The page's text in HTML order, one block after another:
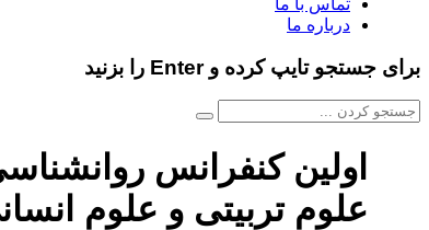
تماس با ما
درباره ما
برای جستجو تایپ کرده و Enter را بزنید
اولین کنفرانس
علوم تربیتی و علوم